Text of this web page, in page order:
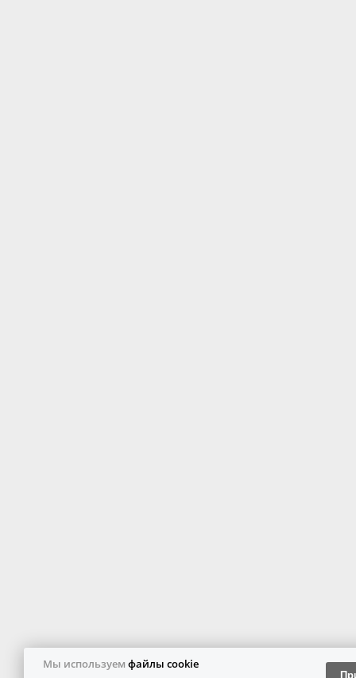
Мы используем файлы cookie